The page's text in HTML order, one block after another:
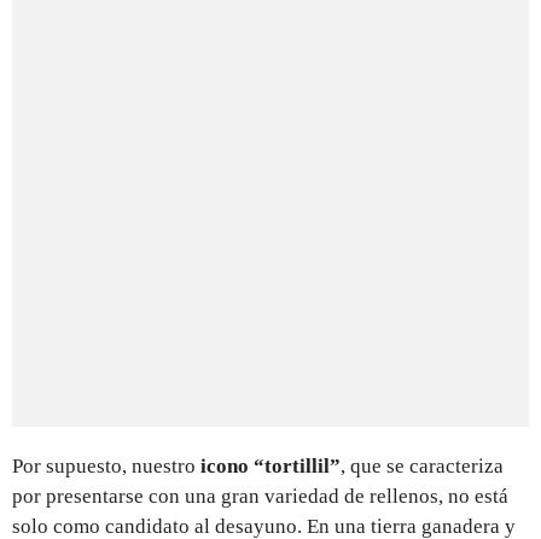
Por supuesto, nuestro icono “tortillil”, que se caracteriza
por presentarse con una gran variedad de rellenos, no está
solo como candidato al desayuno. En una tierra ganadera y